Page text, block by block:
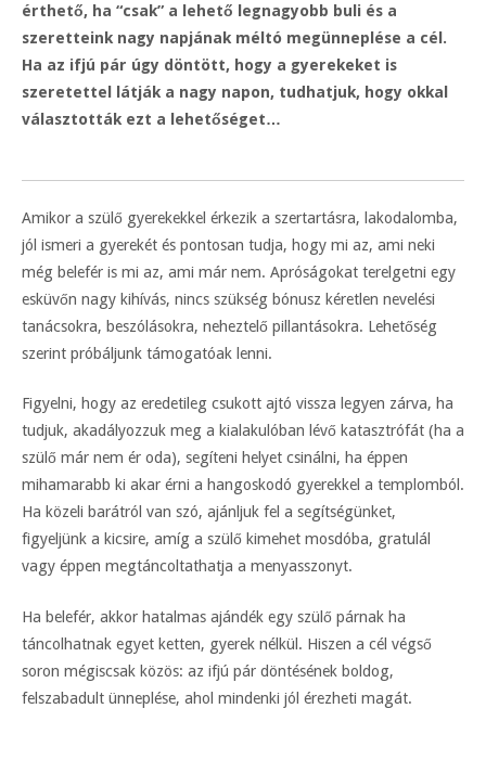
érthető, ha “csak” a lehető legnagyobb buli és a
szeretteink nagy napjának méltó megünneplése a cél.
Ha az ifjú pár úgy döntött, hogy a gyerekeket is
szeretettel látják a nagy napon, tudhatjuk, hogy okkal
választották ezt a lehetőséget…
Amikor a szülő gyerekekkel érkezik a szertartásra, lakodalomba,
jól ismeri a gyerekét és pontosan tudja, hogy mi az, ami neki
még belefér is mi az, ami már nem. Apróságokat terelgetni egy
esküvőn nagy kihívás, nincs szükség bónusz kéretlen nevelési
tanácsokra, beszólásokra, neheztelő pillantásokra. Lehetőség
szerint próbáljunk támogatóak lenni.
Figyelni, hogy az eredetileg csukott ajtó vissza legyen zárva, ha
tudjuk, akadályozzuk meg a kialakulóban lévő katasztrófát (ha a
szülő már nem ér oda), segíteni helyet csinálni, ha éppen
mihamarabb ki akar érni a hangoskodó gyerekkel a templomból.
Ha közeli barátról van szó, ajánljuk fel a segítségünket,
figyeljünk a kicsire, amíg a szülő kimehet mosdóba, gratulál
vagy éppen megtáncoltathatja a menyasszonyt.
Ha belefér, akkor hatalmas ajándék egy szülő párnak ha
táncolhatnak egyet ketten, gyerek nélkül. Hiszen a cél végső
soron mégiscsak közös: az ifjú pár döntésének boldog,
felszabadult ünneplése, ahol mindenki jól érezheti magát.